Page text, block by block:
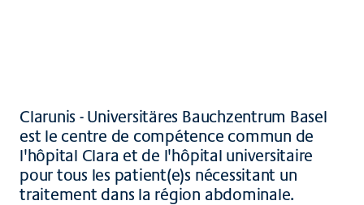
Clarunis - Universitäres Bauchzentrum Basel
est le centre de compétence commun de
l'hôpital Clara et de l'hôpital universitaire
pour tous les patient(e)s nécessitant un
traitement dans la région abdominale.